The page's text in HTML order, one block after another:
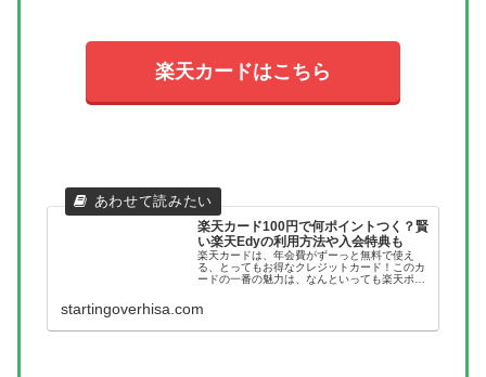
楽天カードはこちら
楽天カード100円で何ポイントつく？賢
い楽天Edyの利用方法や入会特典も
楽天カードは、年会費がずーっと無料で使え
る、とってもお得なクレジットカード！このカ
ードの一番の魅力は、なんといっても楽天ポイ
加算されるんですよね。しかも、...
startingoverhisa.com